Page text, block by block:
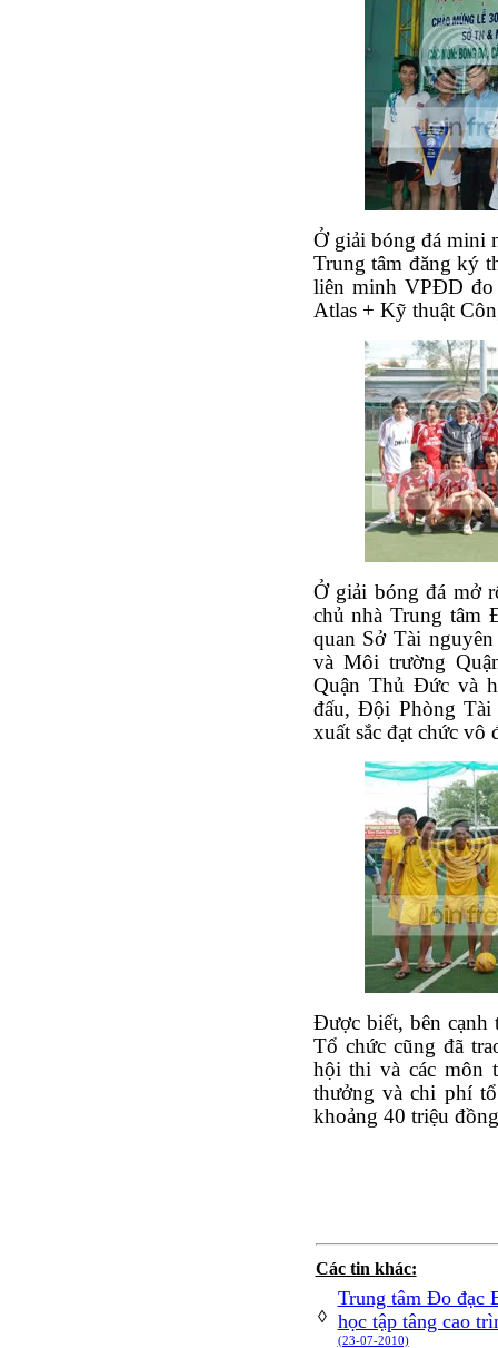
Ở giải bóng đá mini
Trung tâm đăng ký
liên minh VPĐD đo
Atlas + Kỹ thuật
Ở giải bóng đá mở
chủ nhà Trung tâm
quan Sở Tài
và Môi trường
Quận Thủ Đức và
đấu, Đội Phòng
xuất sắc đạt chức vô
Được biết, bên cạnh
Tổ chức cũng đã
hội thi và các môn
thưởng và chi phí
khoảng 40 triệu
Các tin khác:
◊
Trung tâm Đo đạc
học tập tâng cao
(23-07-2010)